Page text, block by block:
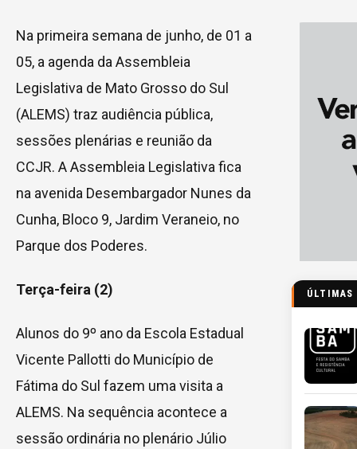
Na primeira semana de junho, de 01 a
05, a agenda da Assembleia
Legislativa de Mato Grosso do Sul
(ALEMS) traz audiência pública,
sessões plenárias e reunião da
CCJR. A Assembleia Legislativa fica
na avenida Desembargador Nunes da
Cunha, Bloco 9, Jardim Veraneio, no
Parque dos Poderes.
Terça-feira (2)
Alunos do 9º ano da Escola Estadual
Vicente Pallotti do Município de
Fátima do Sul fazem uma visita a
ALEMS. Na sequência acontece a
sessão ordinária no plenário Júlio